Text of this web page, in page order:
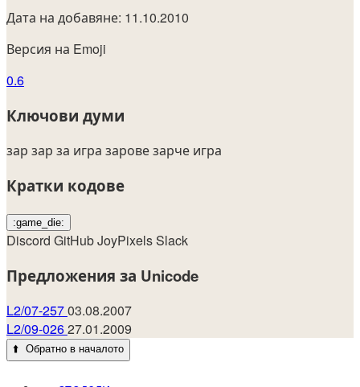
Дата на добавяне: 11.10.2010
Версия на Emoji
0.6
Ключови думи
зар зар за игра заровезарче игра
Кратки кодове
:game_die:
Discord GitHubJoyPixelsSlack
Предложения за Unicode
L2/07-25703.08.2007
L2/09-02627.01.2009
⬆️ Обратно в началото